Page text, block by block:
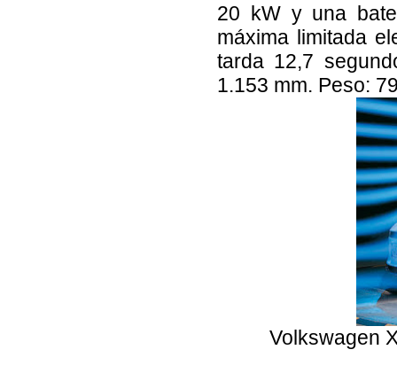
20 kW y una
máxima limitada
tarda 12,7
1.153 mm. Peso:
Volkswagen